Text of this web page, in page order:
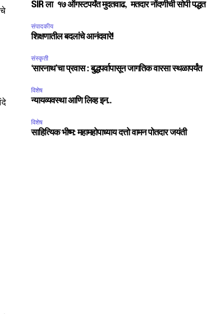
SIR ला १७ ऑगस्टपर्यंत मुदतवाढ, मतदार नोंदणीची सोपी पद्धत
संपादकीय
शिक्षणातील बदलांचे आनंदवारे!
संस्कृती
‘सारनाथ’चा प्रवास : बुद्धपर्वापासून जागतिक वारसा स्थळापर्यंत
विशेष
न्यायव्यवस्था आणि लिव्ह इन..
विशेष
साहित्यिक भीष्म: महामहोपाध्याय दत्तो वामन पोतदार जयंती